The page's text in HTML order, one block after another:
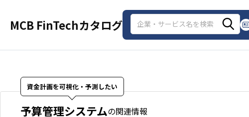
MCB FinTechカタログ
資金計画を可視化・予測したい
予算管理システムの関連情報